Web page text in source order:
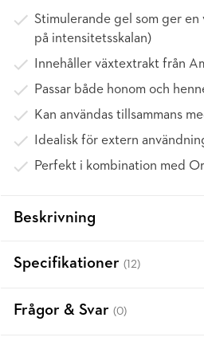
Stimulerande gel som ger
på intensitetsskalan)
Innehåller växtextrakt från
Passar både honom och
Kan användas tillsammans
Idealisk för extern
Perfekt i kombination med
Beskrivning
Specifikationer (12)
Frågor & Svar (0)